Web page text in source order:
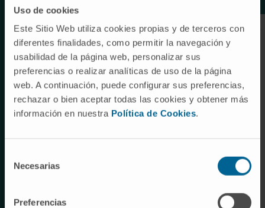
Uso de cookies
Este Sitio Web utiliza cookies propias y de terceros con
diferentes finalidades, como permitir la navegación y
usabilidad de la página web, personalizar sus
preferencias o realizar analíticas de uso de la página
web. A continuación, puede configurar sus preferencias,
rechazar o bien aceptar todas las cookies y obtener más
información en nuestra Política de Cookies.
Necesarias
Preferencias